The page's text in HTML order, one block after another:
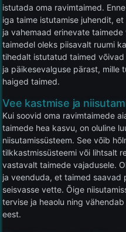
istutada oma ravimtaimed.
iga taime istutamise juhendit,
ja vahemaad erinevate
taimedel oleks piisavalt ruumi
tihedalt istutatud taimed
ja päikesevalguse pärast, mille
haiged taimed.
Vee kastmise ja
Kui soovid oma ravimtaimede
taimede hea kasvu, on oluline
niisutamissüsteem. See võib
tilkkastmissüsteemi või lihtsalt
vastavalt taimede vajadusele.
ja veenduda, et taimed saavad
seisvasse vette. Õige
tervise ja heaolu ning
eest.